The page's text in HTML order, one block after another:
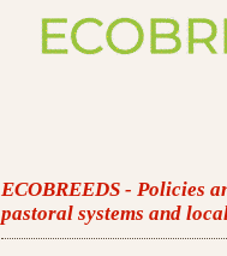
ECOBREEDS - Policies
pastoral systems and